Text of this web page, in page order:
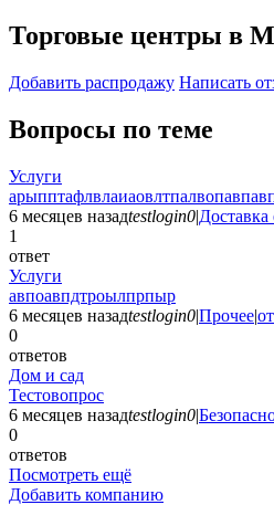
Торговые центры в
Добавить раcпродажу Написать
Вопросы по теме
Услуги
6 месяцев назадtestlogin0|
1
ответ
Услуги
авпоавпдтроылпрпыр
6 месяцев назадtestlogin0|Прочее|
0
ответов
Дом и сад
Тестовопрос
6 месяцев назадtestlogin0|
0
ответов
Посмотреть ещё
Добавить компанию